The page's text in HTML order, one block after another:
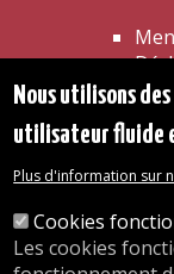
Les
©
Nous utilisons
utilisateur fluide
Plus d'information sur
Cookies
Les cookies